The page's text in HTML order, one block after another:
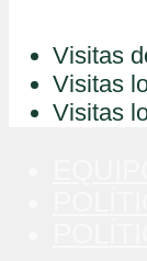
Visitas
Visitas
Visitas